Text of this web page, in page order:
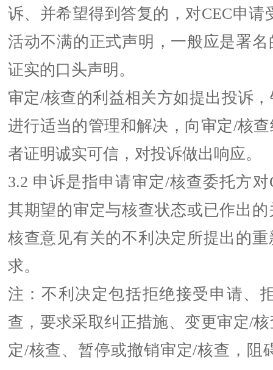
诉、并希望得到答复的，对CEC申请
活动不满的正式声明，一般应是署
证实的口头声明。
审定/核查的利益相关方如提出投诉
进行适当的管理和解决，向审定/核
者证明诚实可信，对投诉做出响应。
3.2 申诉是指申请审定/核查委托方对
其期望的审定与核查状态或已作出
核查意见有关的不利决定所提出的
求。
注：不利决定包括拒绝接受申请、
查，要求采取纠正措施、变更审定/
定/核查、暂停或撤销审定/核查，阻